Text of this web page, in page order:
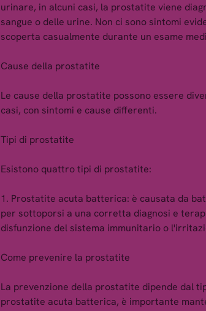
urinare, in alcuni casi, la prostatite viene
sangue o delle urine. Non ci sono sintomi
scoperta casualmente durante un esame
Cause della prostatite
Le cause della prostatite possono essere
casi, con sintomi e cause differenti.
Tipi di prostatite
Esistono quattro tipi di prostatite:
1. Prostatite acuta batterica: è causata da
per sottoporsi a una corretta diagnosi e
disfunzione del sistema immunitario o
Come prevenire la prostatite
La prevenzione della prostatite dipende dal
prostatite acuta batterica, è importante